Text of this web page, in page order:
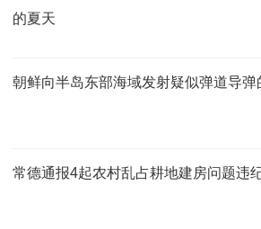
的夏天
朝鲜向半岛东部海域发射疑似弹道导弹
常德通报4起农村乱占耕地建房问题违